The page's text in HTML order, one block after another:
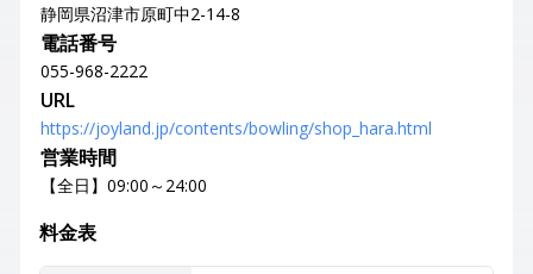
静岡県沼津市原町中2-14-8
電話番号
055-968-2222
URL
https://joyland.jp/contents/bowling/shop_hara.html
営業時間
【全日】09:00～24:00
料金表